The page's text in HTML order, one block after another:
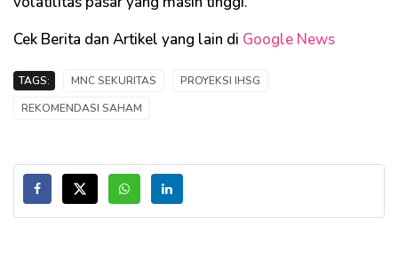
Cek Berita dan Artikel yang lain di Google News
TAGS: MNC SEKURITAS
PROYEKSI IHSG
REKOMENDASI SAHAM